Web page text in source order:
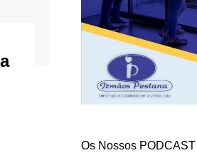
Os Nossos PODCAST